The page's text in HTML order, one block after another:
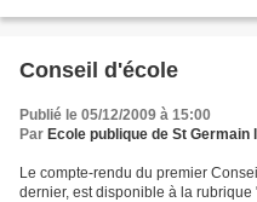
Conseil d'école
Publié le 05/12/2009 à 15:00
Par Ecole publique de St Germain
Le compte-rendu du premier
dernier, est disponible à la rubrique